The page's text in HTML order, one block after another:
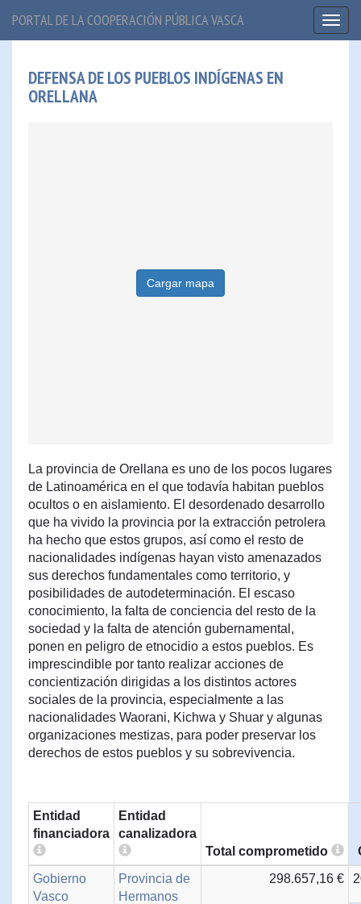
PORTAL DE LA COOPERACIÓN PÚBLICA VASCA
DEFENSA DE LOS PUEBLOS INDÍGENAS EN
ORELLANA
Cargar mapa
La provincia de Orellana es uno de los pocos lugares
de Latinoamérica en el que todavía habitan pueblos
ocultos o en aislamiento. El desordenado desarrollo
que ha vivido la provincia por la extracción petrolera
ha hecho que estos grupos, así como el resto de
nacionalidades indígenas hayan visto amenazados
sus derechos fundamentales como territorio, y
posibilidades de autodeterminación. El escaso
conocimiento, la falta de conciencia del resto de la
sociedad y la falta de atención gubernamental,
ponen en peligro de etnocidio a estos pueblos. Es
imprescindible por tanto realizar acciones de
concientización dirigidas a los distintos actores
sociales de la provincia, especialmente a las
nacionalidades Waorani, Kichwa y Shuar y algunas
organizaciones mestizas, para poder preservar los
derechos de estos pueblos y su sobrevivencia.
Entidad
financiadora
Entidad
canalizadora
Total comprometido
Gobierno
Vasco
Provincia de
Hermanos
298.657,16 €